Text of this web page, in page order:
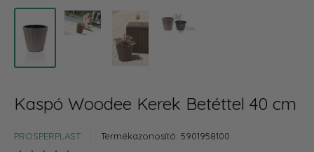
Kaspó Woodee Kerek Betéttel 40 cm
PROSPERPLAST Termékazonosító: 5901958100